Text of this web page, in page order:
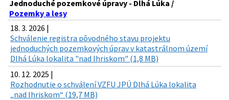
Jednoduché pozemkové úpravy - Dlhá Lúka /
Pozemky a lesy
18. 3. 2026 |
Schválenie registra pôvodného stavu projektu
jednoduchých pozemkových úprav v katastrálnom území
Dlhá Lúka lokalita "nad Ihriskom" (1,8 MB)
10. 12. 2025 |
Rozhodnutie o schválení VZFU JPÚ Dlhá Lúka lokalita
„nad Ihriskom“ (19,7 MB)